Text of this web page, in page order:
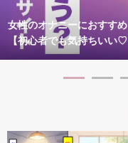
女性のオナニーにおすす
【初心者でも気持ちいい♡